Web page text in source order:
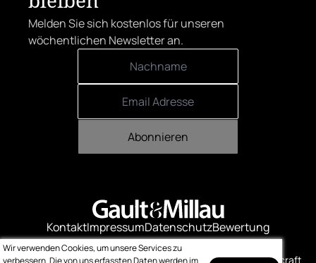
Melden Sie sich kostenlos für unseren
wöchentlichen Newsletter an.
Abonnieren
KontaktImpressumDatenschutzBewertung
Logo-Downloads
© Gault & Millau Made with ❤️ by bitcraft
Wir verwenden Cookies, um unsere Services zu
verbessern. Die von uns erfassten Daten werden im